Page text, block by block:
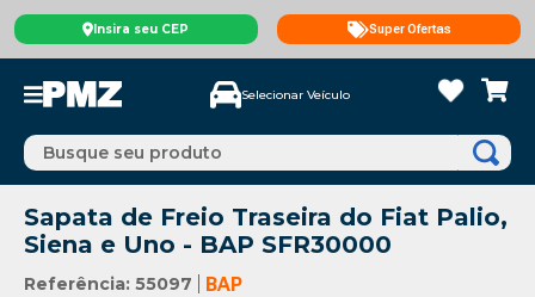
Insira seu CEP Super Ofertas
Selecionar Veículo
Busque seu produto
Sapata de Freio Traseira do Fiat Palio,
Siena e Uno - BAP SFR30000
Referência: 55097 BAP